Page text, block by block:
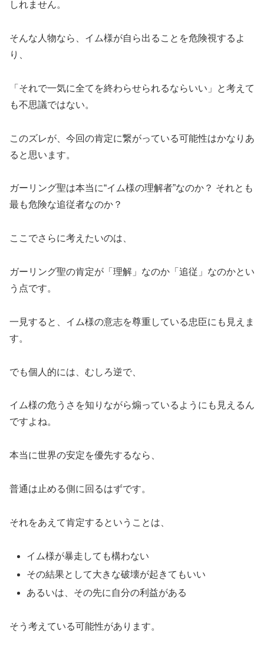
しれません。
そんな人物なら、イム様が自ら出ることを危険視するよ
り、
「それで一気に全てを終わらせられるならいい」と考えて
も不思議ではない。
このズレが、今回の肯定に繋がっている可能性はかなりあ
ると思います。
ガーリング聖は本当に“イム様の理解者”なのか？ それとも
最も危険な追従者なのか？
ここでさらに考えたいのは、
ガーリング聖の肯定が「理解」なのか「追従」なのかとい
う点です。
一見すると、イム様の意志を尊重している忠臣にも見えま
す。
でも個人的には、むしろ逆で、
イム様の危うさを知りながら煽っているようにも見えるん
ですよね。
本当に世界の安定を優先するなら、
普通は止める側に回るはずです。
それをあえて肯定するということは、
イム様が暴走しても構わない
その結果として大きな破壊が起きてもいい
あるいは、その先に自分の利益がある
そう考えている可能性があります。